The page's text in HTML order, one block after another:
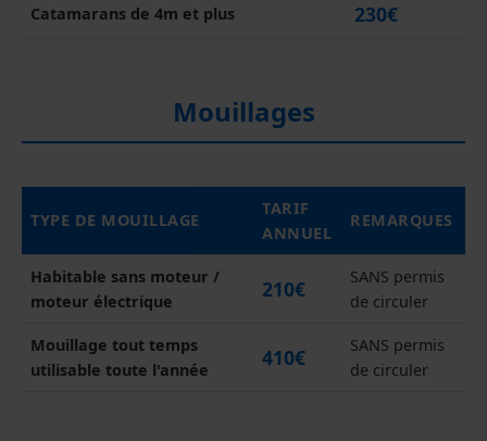
Catamarans de 4m et plus 230€
Mouillages
TYPE DE MOUILLAGE
TARIF
ANNUEL
REMARQUES
Habitable sans moteur /
moteur électrique
210€
SANS permis
de circuler
Mouillage tout temps
utilisable toute l'année
410€
SANS permis
de circuler